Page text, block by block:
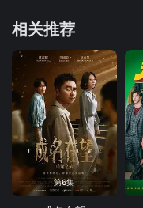
相关推荐
第6集